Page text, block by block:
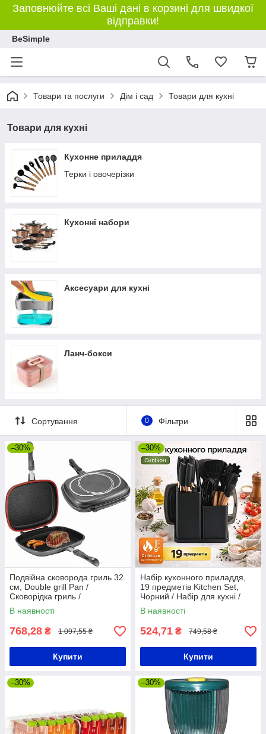
Заповнюйте всі Ваші дані в корзині для швидкої
відправки!
BeSimple
Товари та послуги Дім і сад Товари для кухні
Товари для кухні
Кухонне приладдя
Терки і овочерізки
Кухонні набори
Аксесуари для кухні
Ланч-бокси
Сортування 0 Фільтри
–30%
Подвійна сковорода гриль 32
см, Double grill Pan /
Сковорідка гриль /
Антипригарна сковорода
В наявності
768,28 ₴ 1 097,55 ₴
Купити
–30%
Набір кухонного приладдя,
19 предметів Kitchen Set,
Чорний / Набір для кухні /
Кухонний набір приладів /
Кухонне начиння
В наявності
524,71 ₴ 749,58 ₴
Купити
–30% –30%